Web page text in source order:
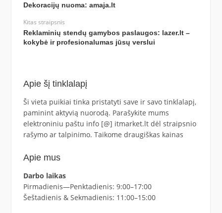
Dekoracijų nuoma: amaja.lt
Kitas straipsnis
Reklaminių stendų gamybos paslaugos: lazer.lt –
kokybė ir profesionalumas jūsų verslui
Apie šį tinklalapį
Ši vieta puikiai tinka pristatyti save ir savo tinklalapį,
paminint aktyvią nuorodą. Parašykite mums
elektroniniu paštu info [@] itmarket.lt dėl straipsnio
rašymo ar talpinimo. Taikome draugiškas kainas
Apie mus
Darbo laikas
Pirmadienis—Penktadienis: 9:00–17:00
Šeštadienis & Sekmadienis: 11:00–15:00